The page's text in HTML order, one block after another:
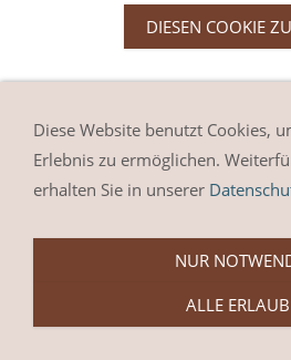
DIESEN COOKIE
Diese Website benutzt Cookies,
Erlebnis zu ermöglichen.
erhalten Sie in unserer
NUR
ALLE